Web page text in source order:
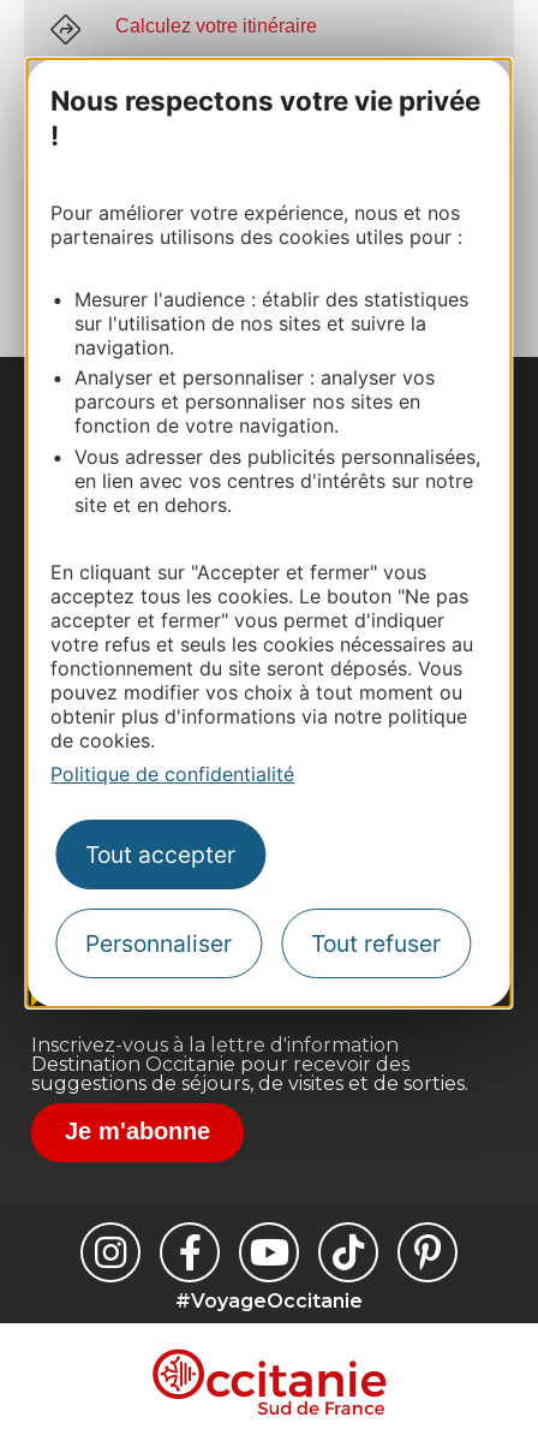
Nous respectons votre vie privée
!
Pour améliorer votre expérience, nous et nos
partenaires utilisons des cookies utiles pour :
Mesurer l'audience : établir des statistiques
sur l'utilisation de nos sites et suivre la
navigation.
Analyser et personnaliser : analyser vos
parcours et personnaliser nos sites en
fonction de votre navigation.
Vous adresser des publicités personnalisées,
en lien avec vos centres d'intérêts sur notre
site et en dehors.
En cliquant sur "Accepter et fermer" vous
acceptez tous les cookies. Le bouton "Ne pas
accepter et fermer" vous permet d'indiquer
votre refus et seuls les cookies nécessaires au
fonctionnement du site seront déposés. Vous
pouvez modifier vos choix à tout moment ou
obtenir plus d'informations via notre politique
de cookies.
Politique de confidentialité
Tout accepter
Personnaliser Tout refuser
Calculez votre itinéraire
05 63 37 50 31
AJOUTER
Nous contacter
Carte interactive
Thermalisme
Business/Mice
Pros d'Occitanie
Site presse et d'influence
Voyagistes
Inscrivez-vous à la lettre d'information
Destination Occitanie pour recevoir des
suggestions de séjours, de visites et de sorties.
Je m'abonne
#VoyageOccitanie